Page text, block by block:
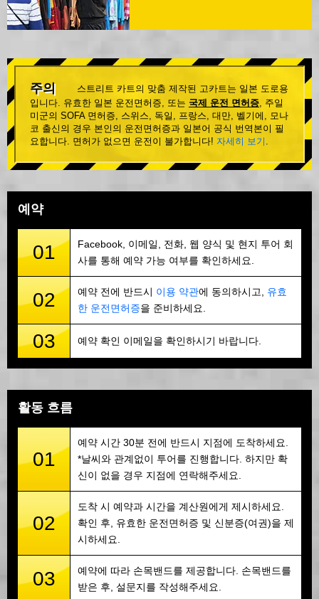
주의
스트리트 카트의 맞춤 제작된 고카트는 일본 도로용
입니다. 유효한 일본 운전면허증, 또는 국제 운전 면허증, 주일
미군의 SOFA 면허증, 스위스, 독일, 프랑스, 대만, 벨기에, 모나
코 출신의 경우 본인의 운전면허증과 일본어 공식 번역본이 필
요합니다. 면허가 없으면 운전이 불가합니다! 자세히 보기 .
예약
01
Facebook, 이메일, 전화, 웹 양식 및 현지 투어 회
사를 통해 예약 가능 여부를 확인하세요.
02 예약 전에 반드시 이용 약관에 동의하시고, 유효
한 운전면허증을 준비하세요.
03 예약 확인 이메일을 확인하시기 바랍니다.
활동 흐름
01
예약 시간 30분 전에 반드시 지점에 도착하세요.
*날씨와 관계없이 투어를 진행합니다. 하지만 확
신이 없을 경우 지점에 연락해주세요.
02
도착 시 예약과 시간을 계산원에게 제시하세요.
확인 후, 유효한 운전면허증 및 신분증(여권)을 제
시하세요.
03
예약에 따라 손목밴드를 제공합니다. 손목밴드를
받은 후, 설문지를 작성해주세요.